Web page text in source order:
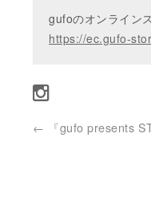
gufoのオンライン
https://ec.gufo-
← 『gufo presents